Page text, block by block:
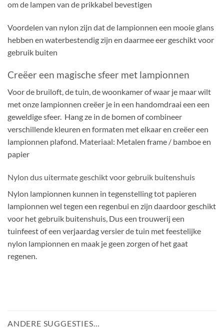
om de lampen van de prikkabel bevestigen
Voordelen van nylon zijn dat de lampionnen een mooie glans
hebben en waterbestendig zijn en daarmee eer geschikt voor
gebruik buiten
Creëer een magische sfeer met lampionnen
Voor de bruiloft, de tuin, de woonkamer of waar je maar wilt
met onze lampionnen creëer je in een handomdraai een een
geweldige sfeer. Hang ze in de bomen of combineer
verschillende kleuren en formaten met elkaar en creëer een
lampionnen plafond. Materiaal: Metalen frame / bamboe en
papier
Nylon dus uitermate geschikt voor gebruik buitenshuis
Nylon lampionnen kunnen in tegenstelling tot papieren
lampionnen wel tegen een regenbui en zijn daardoor geschikt
voor het gebruik buitenshuis, Dus een trouwerij een
tuinfeest of een verjaardag versier de tuin met feestelijke
nylon lampionnen en maak je geen zorgen of het gaat
regenen.
ANDERE SUGGESTIES…